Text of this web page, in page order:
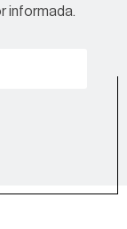
informada.